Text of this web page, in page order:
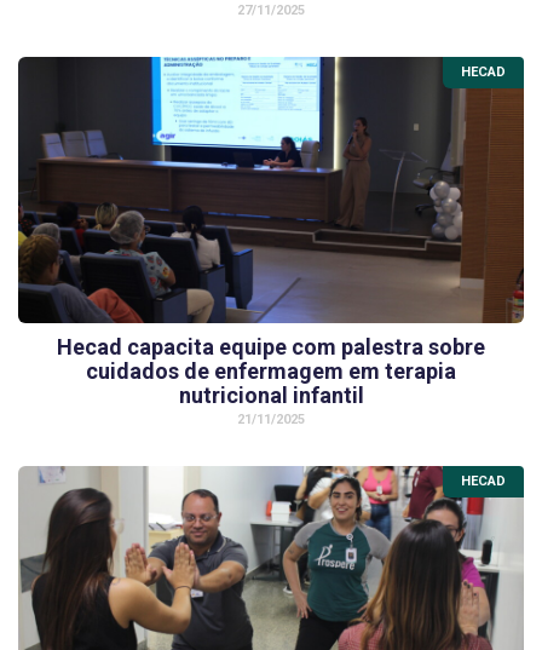
27/11/2025
HECAD
Hecad capacita equipe com palestra sobre
cuidados de enfermagem em terapia
nutricional infantil
21/11/2025
HECAD